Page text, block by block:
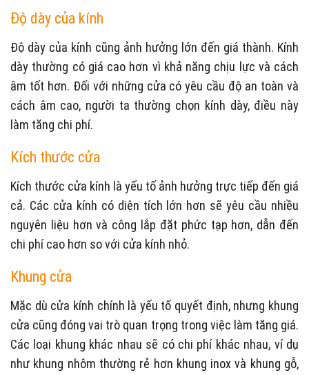
Độ dày của kính
Độ dày của kính cũng ảnh hưởng lớn đến giá thành. Kính
dày thường có giá cao hơn vì khả năng chịu lực và cách
âm tốt hơn. Đối với những cửa có yêu cầu độ an toàn và
cách âm cao, người ta thường chọn kính dày, điều này
làm tăng chi phí.
Kích thước cửa
Kích thước cửa kính là yếu tố ảnh hưởng trực tiếp đến giá
cả. Các cửa kính có diện tích lớn hơn sẽ yêu cầu nhiều
nguyên liệu hơn và công lắp đặt phức tạp hơn, dẫn đến
chi phí cao hơn so với cửa kính nhỏ.
Khung cửa
Mặc dù cửa kính chính là yếu tố quyết định, nhưng khung
cửa cũng đóng vai trò quan trọng trong việc làm tăng giá.
Các loại khung khác nhau sẽ có chi phí khác nhau, ví dụ
như khung nhôm thường rẻ hơn khung inox và khung gỗ,